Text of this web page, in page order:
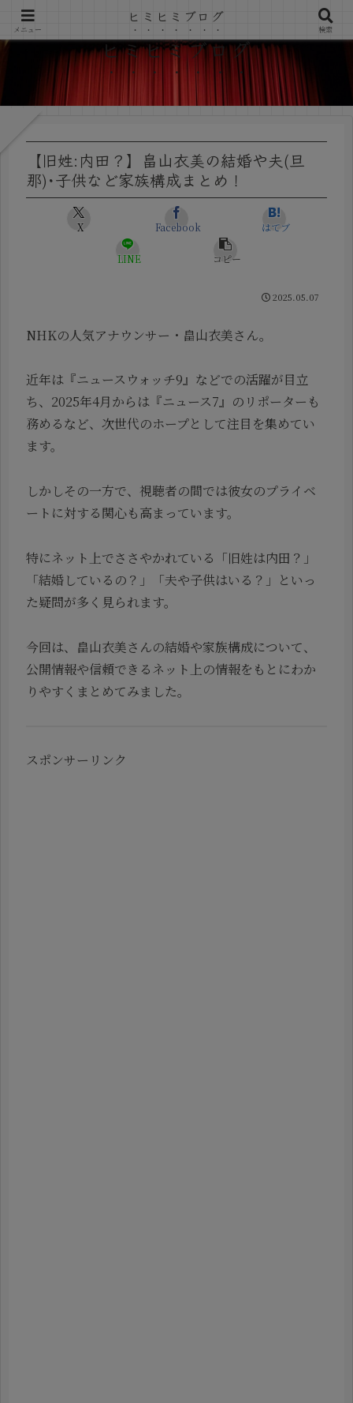
ヒミヒミブログ
【旧姓:内田？】畠山衣美の結婚や夫(旦
那)･子供など家族構成まとめ！
X Facebook はてブ
LINE コピー
2025.05.07
NHKの人気アナウンサー・畠山衣美さん。
近年は『ニュースウォッチ9』などでの活躍が目立
ち、2025年4月からは『ニュース7』のリポーターも
務めるなど、次世代のホープとして注目を集めてい
ます。
しかしその一方で、視聴者の間では彼女のプライベ
ートに対する関心も高まっています。
特にネット上でささやかれている「旧姓は内田？」
「結婚しているの？」「夫や子供はいる？」といっ
た疑問が多く見られます。
今回は、畠山衣美さんの結婚や家族構成について、
公開情報や信頼できるネット上の情報をもとにわか
りやすくまとめてみました。
スポンサーリンク
メニュー
ヒミヒミブログ
検索